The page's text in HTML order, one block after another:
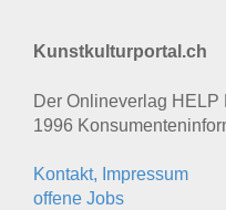
Kunstkulturportal.ch
Der Onlineverlag HELP
1996
Kontakt, Impressum
offene Jobs